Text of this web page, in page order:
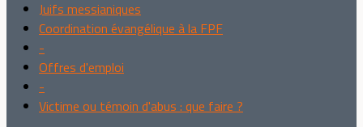
Juifs messianiques
Coordination évangélique à la FPF
-
Offres d'emploi
-
Victime ou témoin d'abus : que faire ?